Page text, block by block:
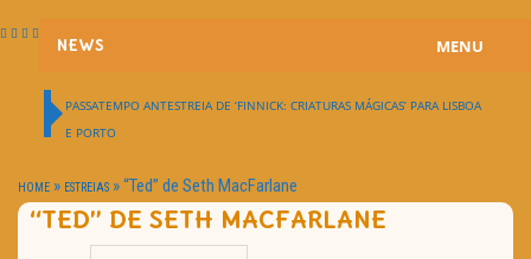
NEWS
HOME CINEMA
MENU
PASSATEMPO ANTESTREIA DE ‘FINNICK: CRIATURAS MÁGICAS’ PARA LISBOA
E PORTO
HOME » ESTREIAS »“Ted” de Seth MacFarlane
“TED” DE SETH MACFARLANE